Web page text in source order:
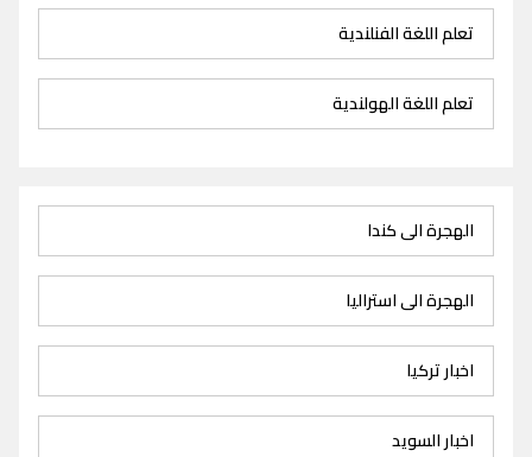
تعلم اللغة الفنلندية
تعلم اللغة الهولندية
الهجرة الى كندا
الهجرة الى استراليا
اخبار تركيا
اخبار السويد